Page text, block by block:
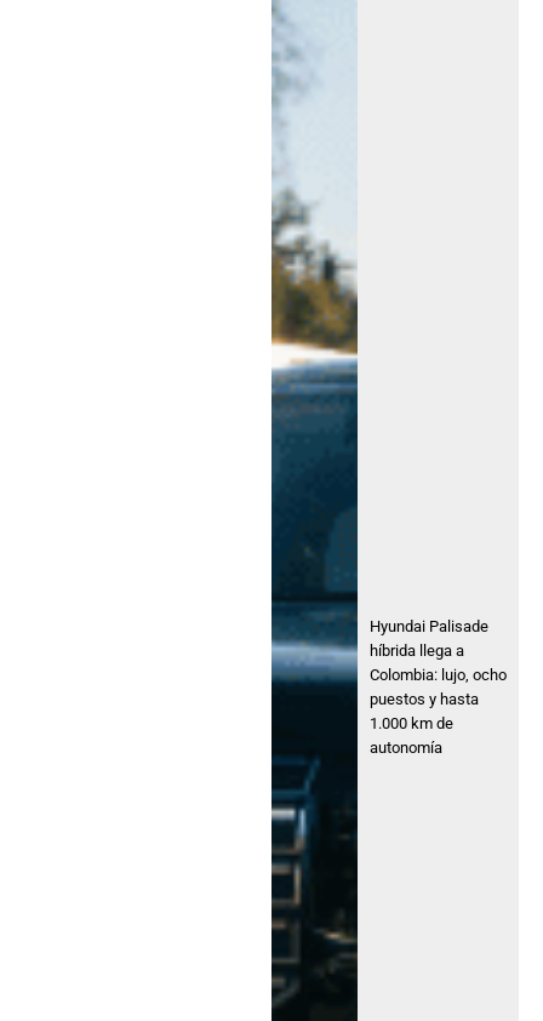
Hyundai Palisade
híbrida llega a
Colombia: lujo, ocho
puestos y hasta
1.000 km de
autonomía